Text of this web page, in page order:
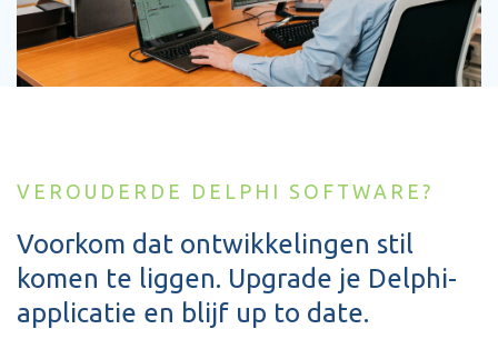
VEROUDERDE DELPHI SOFTWARE?
Voorkom dat ontwikkelingen stil
komen te liggen. Upgrade je Delphi-
applicatie en blijf up to date.